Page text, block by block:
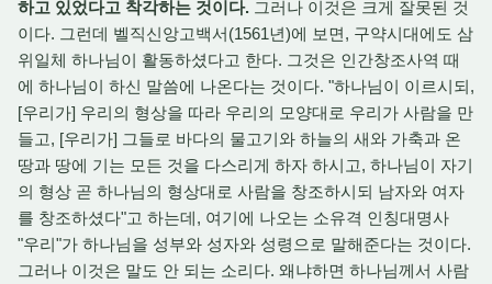
하고 있었다고 착각하는 것이다. 그러나 이것은 크게 잘못된 것
이다. 그런데 벨직신앙고백서(1561년)에 보면, 구약시대에도 삼
위일체 하나님이 활동하셨다고 한다. 그것은 인간창조사역 때
에 하나님이 하신 말씀에 나온다는 것이다. "하나님이 이르시되,
[우리가] 우리의 형상을 따라 우리의 모양대로 우리가 사람을 만
들고, [우리가] 그들로 바다의 물고기와 하늘의 새와 가축과 온
땅과 땅에 기는 모든 것을 다스리게 하자 하시고, 하나님이 자기
의 형상 곧 하나님의 형상대로 사람을 창조하시되 남자와 여자
를 창조하셨다"고 하는데, 여기에 나오는 소유격 인칭대명사
"우리"가 하나님을 성부와 성자와 성령으로 말해준다는 것이다.
그러나 이것은 말도 안 되는 소리다. 왜냐하면 하나님께서 사람